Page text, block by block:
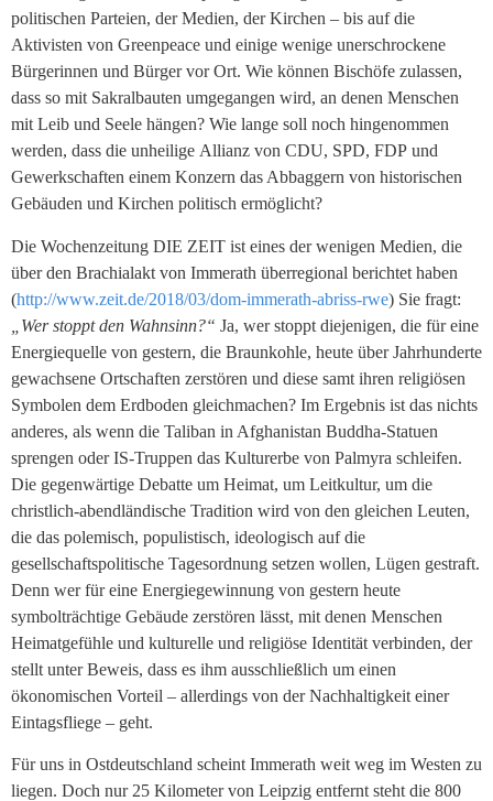
politischen Parteien, der Medien, der Kirchen – bis auf die
Aktivisten von Greenpeace und einige wenige unerschrockene
Bürgerinnen und Bürger vor Ort. Wie können Bischöfe zulassen,
dass so mit Sakralbauten umgegangen wird, an denen Menschen
mit Leib und Seele hängen? Wie lange soll noch hingenommen
werden, dass die unheilige Allianz von CDU, SPD, FDP und
Gewerkschaften einem Konzern das Abbaggern von historischen
Gebäuden und Kirchen politisch ermöglicht?
Die Wochenzeitung DIE ZEIT ist eines der wenigen Medien, die
über den Brachialakt von Immerath überregional berichtet haben
(http://www.zeit.de/2018/03/dom-immerath-abriss-rwe) Sie fragt:
„Wer stoppt den Wahnsinn?“ Ja, wer stoppt diejenigen, die für eine
Energiequelle von gestern, die Braunkohle, heute über Jahrhunderte
gewachsene Ortschaften zerstören und diese samt ihren religiösen
Symbolen dem Erdboden gleichmachen? Im Ergebnis ist das nichts
anderes, als wenn die Taliban in Afghanistan Buddha-Statuen
sprengen oder IS-Truppen das Kulturerbe von Palmyra schleifen.
Die gegenwärtige Debatte um Heimat, um Leitkultur, um die
christlich-abendländische Tradition wird von den gleichen Leuten,
die das polemisch, populistisch, ideologisch auf die
gesellschaftspolitische Tagesordnung setzen wollen, Lügen gestraft.
Denn wer für eine Energiegewinnung von gestern heute
symbolträchtige Gebäude zerstören lässt, mit denen Menschen
Heimatgefühle und kulturelle und religiöse Identität verbinden, der
stellt unter Beweis, dass es ihm ausschließlich um einen
ökonomischen Vorteil – allerdings von der Nachhaltigkeit einer
Eintagsfliege – geht.
Für uns in Ostdeutschland scheint Immerath weit weg im Westen zu
liegen. Doch nur 25 Kilometer von Leipzig entfernt steht die 800